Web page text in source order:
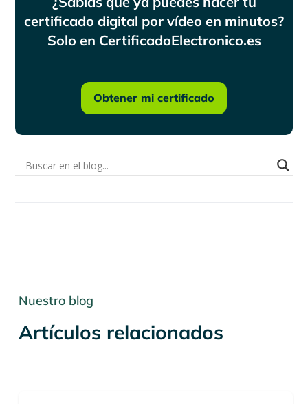
certificado digital por vídeo en minutos?
Solo en CertificadoElectronico.es
Obtener mi certificado
Nuestro blog
Artículos relacionados